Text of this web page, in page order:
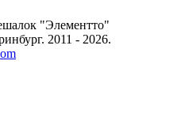
"Элементто"
2011 - 2026.